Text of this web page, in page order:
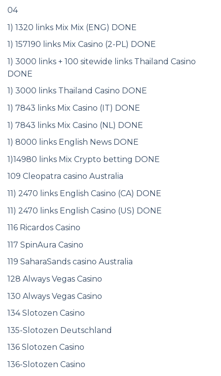
04
1) 1320 links Mix Mix (ENG) DONE
1) 157190 links Mix Casino (2-PL) DONE
1) 3000 links + 100 sitewide links Thailand Casino
DONE
1) 3000 links Thailand Casino DONE
1) 7843 links Mix Casino (IT) DONE
1) 7843 links Mix Casino (NL) DONE
1) 8000 links English News DONE
1)14980 links Mix Crypto betting DONE
109 Cleopatra casino Australia
11) 2470 links English Casino (CA) DONE
11) 2470 links English Casino (US) DONE
116 Ricardos Casino
117 SpinAura Casino
119 SaharaSands casino Australia
128 Always Vegas Casino
130 Always Vegas Casino
134 Slotozen Casino
135-Slotozen Deutschland
136 Slotozen Casino
136-Slotozen Casino